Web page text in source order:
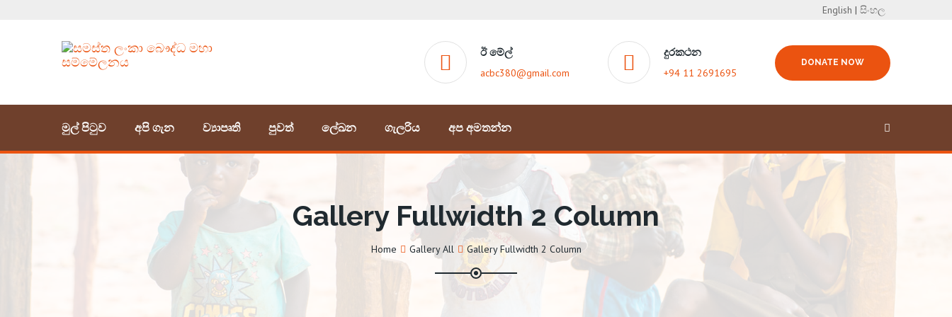
English | සිංහල
ඊ මේල්
acbc380@gmail.com
දුරකථන
+94 11 2691695
DONATE NOW
මුල් පිටුව අපි ගැන ව්‍යාපෘති පුවත් ලේඛන ගැලරිය අප අමතන්න
Gallery Fullwidth 2 Column
Home Gallery All Gallery Fullwidth 2 Column